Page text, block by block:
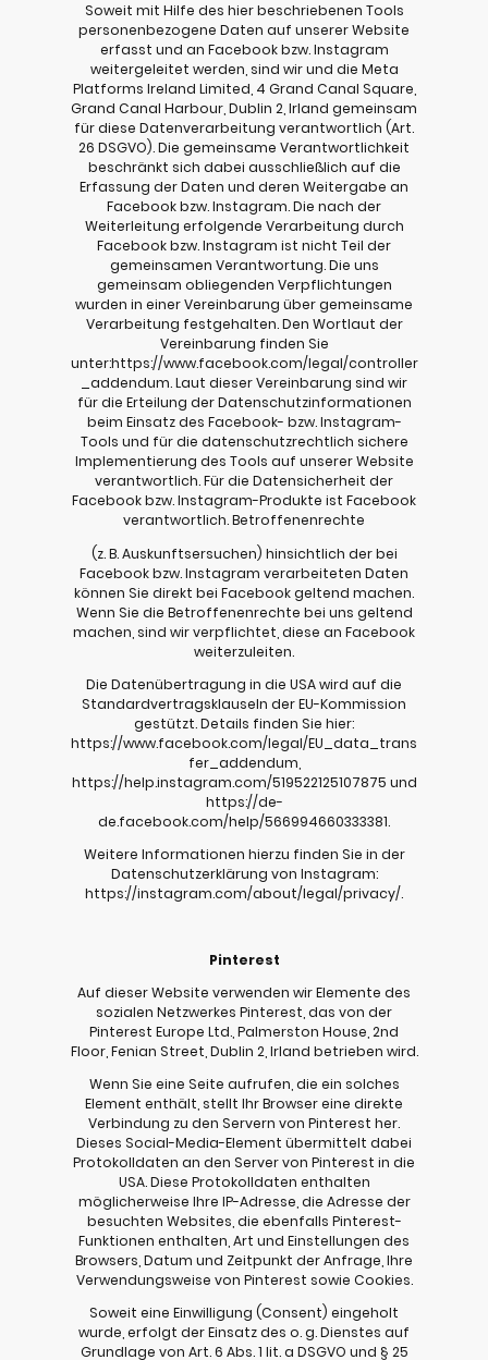
Soweit mit Hilfe des hier beschriebenen Tools
personenbezogene Daten auf unserer Website
erfasst und an Facebook bzw. Instagram
weitergeleitet werden, sind wir und die Meta
Platforms Ireland Limited, 4 Grand Canal Square,
Grand Canal Harbour, Dublin 2, Irland gemeinsam
für diese Datenverarbeitung verantwortlich (Art.
26 DSGVO). Die gemeinsame Verantwortlichkeit
beschränkt sich dabei ausschließlich auf die
Erfassung der Daten und deren Weitergabe an
Facebook bzw. Instagram. Die nach der
Weiterleitung erfolgende Verarbeitung durch
Facebook bzw. Instagram ist nicht Teil der
gemeinsamen Verantwortung. Die uns
gemeinsam obliegenden Verpflichtungen
wurden in einer Vereinbarung über gemeinsame
Verarbeitung festgehalten. Den Wortlaut der
Vereinbarung finden Sie
unter:https://www.facebook.com/legal/controller
_addendum. Laut dieser Vereinbarung sind wir
für die Erteilung der Datenschutzinformationen
beim Einsatz des Facebook- bzw. Instagram-
Tools und für die datenschutzrechtlich sichere
Implementierung des Tools auf unserer Website
verantwortlich. Für die Datensicherheit der
Facebook bzw. Instagram-Produkte ist Facebook
verantwortlich. Betroffenenrechte
(z. B. Auskunftsersuchen) hinsichtlich der bei
Facebook bzw. Instagram verarbeiteten Daten
können Sie direkt bei Facebook geltend machen.
Wenn Sie die Betroffenenrechte bei uns geltend
machen, sind wir verpflichtet, diese an Facebook
weiterzuleiten.
Die Datenübertragung in die USA wird auf die
Standardvertragsklauseln der EU-Kommission
gestützt. Details finden Sie hier:
https://www.facebook.com/legal/EU_data_trans
fer_addendum,
https://help.instagram.com/519522125107875 und
https://de-
de.facebook.com/help/566994660333381.
Weitere Informationen hierzu finden Sie in der
Datenschutzerklärung von Instagram:
https://instagram.com/about/legal/privacy/.
Pinterest
Auf dieser Website verwenden wir Elemente des
sozialen Netzwerkes Pinterest, das von der
Pinterest Europe Ltd., Palmerston House, 2nd
Floor, Fenian Street, Dublin 2, Irland betrieben wird.
Wenn Sie eine Seite aufrufen, die ein solches
Element enthält, stellt Ihr Browser eine direkte
Verbindung zu den Servern von Pinterest her.
Dieses Social-Media-Element übermittelt dabei
Protokolldaten an den Server von Pinterest in die
USA. Diese Protokolldaten enthalten
möglicherweise Ihre IP-Adresse, die Adresse der
besuchten Websites, die ebenfalls Pinterest-
Funktionen enthalten, Art und Einstellungen des
Browsers, Datum und Zeitpunkt der Anfrage, Ihre
Verwendungsweise von Pinterest sowie Cookies.
Soweit eine Einwilligung (Consent) eingeholt
wurde, erfolgt der Einsatz des o. g. Dienstes auf
Grundlage von Art. 6 Abs. 1 lit. a DSGVO und § 25